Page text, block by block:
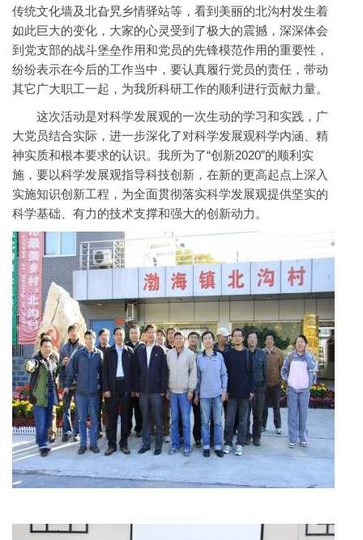
传统文化墙及北旮旯乡情驿站等，看到美丽的北沟村发生着
如此巨大的变化，大家的心灵受到了极大的震撼，深深体会
到党支部的战斗堡垒作用和党员的先锋模范作用的重要性，
纷纷表示在今后的工作当中，要认真履行党员的责任，带动
其它广大职工一起，为我所科研工作的顺利进行贡献力量。
这次活动是对科学发展观的一次生动的学习和实践，广
大党员结合实际，进一步深化了对科学发展观科学内涵、精
神实质和根本要求的认识。我所为了“创新2020”的顺利实
施，要以科学发展观指导科技创新，在新的更高起点上深入
实施知识创新工程，为全面贯彻落实科学发展观提供坚实的
科学基础、有力的技术支撑和强大的创新动力。